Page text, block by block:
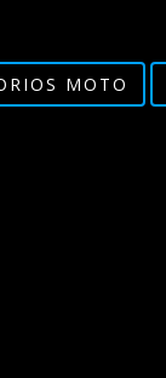
MOTO